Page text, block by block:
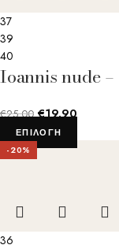
37
39
40
Ioannis nude –
€25.00 €19.90
ΕΠΙΛΟΓΉ
-20%
36